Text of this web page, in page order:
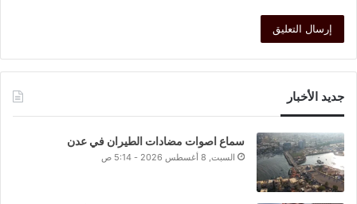
جديد الأخبار
سماع اصوات مضادات الطيران في عدن
السبت, 8 أغسطس 2026 - 5:14 ص